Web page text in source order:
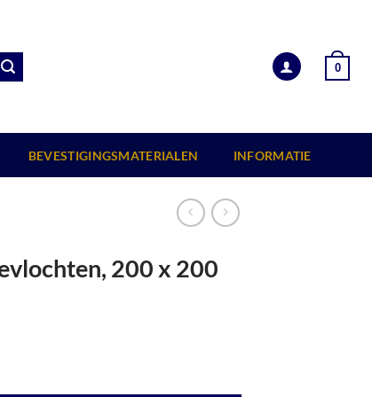
0
BEVESTIGINGSMATERIALEN INFORMATIE
200 x 200